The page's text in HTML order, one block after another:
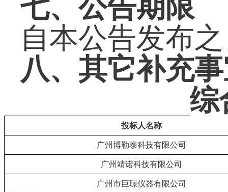
七、公告期限
自本公告发布
八、其它补充
综
投标人名称
广州博勒泰科技有限公司
广州靖诺科技有限公司
广州市巨璟仪器有限公司